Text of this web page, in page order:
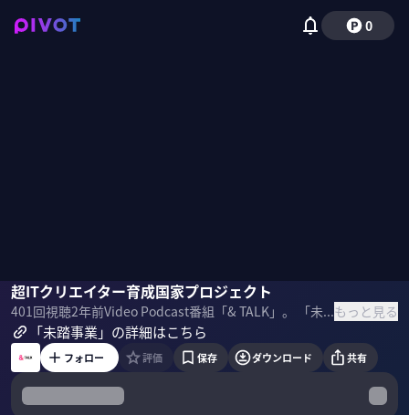
0
超ITクリエイター育成国家プロジェクト
401回視聴2年前 Video Podcast番組「& TALK」。 「未踏事業」をテーマに 未踏事業 統括プロジェクトマネージャー 夏野剛氏に話を聞きました。 【SPONSORED】 ＜目次＞もっと見る
夏野剛
「未踏事業」の詳細はこちら
フォロー 評価 保存 ダウンロード 共有